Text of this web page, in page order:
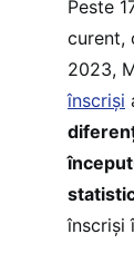
Peste
curent,
2023,
înscriși
înscriși